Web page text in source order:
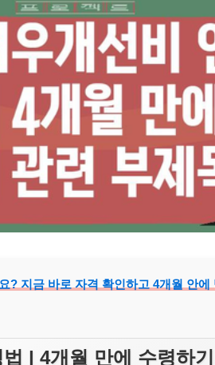
? 지금 바로 자격 확인하고 4개월 안에
| 4개월 만에 수령하